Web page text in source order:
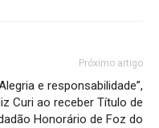
Próximo artigo
e responsabilidade”,
Curi ao receber Título de
Honorário de Foz do